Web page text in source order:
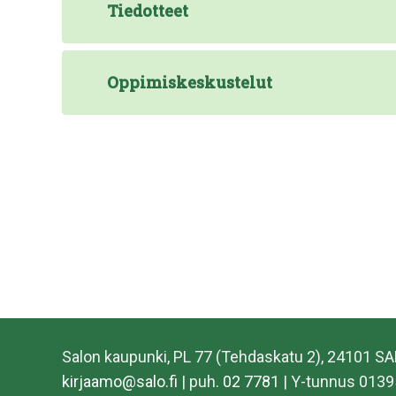
Tiedotteet
Oppimiskeskustelut
Salon kaupunki, PL 77 (Tehdaskatu 2), 24101
kirjaamo@salo.fi | puh. 02 7781 | Y-tunnus